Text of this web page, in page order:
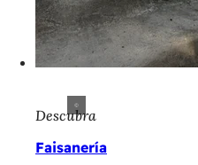
Descubra
Faisanería